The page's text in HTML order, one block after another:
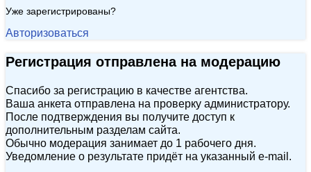
Уже зарегистрированы?
Авторизоваться
Регистрация отправлена на модерацию
Спасибо за регистрацию в качестве агентства.
Ваша анкета отправлена на проверку администратору.
После подтверждения вы получите доступ к
дополнительным разделам сайта.
Обычно модерация занимает до 1 рабочего дня.
Уведомление о результате придёт на указанный e‑mail.